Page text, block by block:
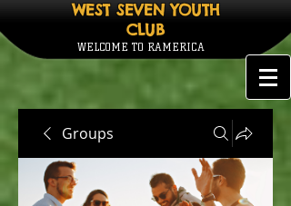
WEST SEVEN YOUTH
CLUB
WELCOME TO RAMERICA
Groups